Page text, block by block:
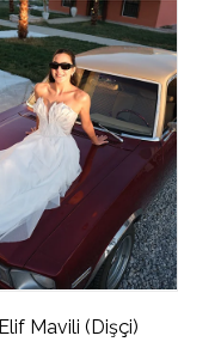
Elif Mavili (Dişçi)